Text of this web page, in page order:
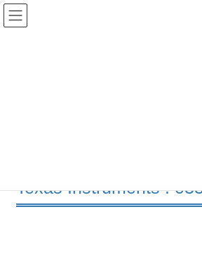
コ
ン
ナ
ビ
Texas Instruments :